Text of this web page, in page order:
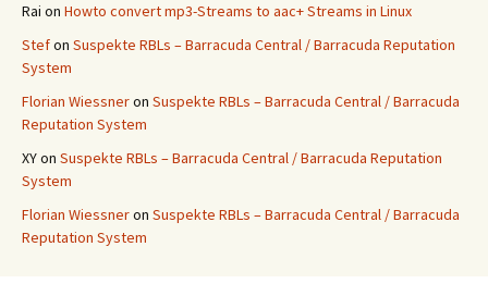
Rai on Howto convert mp3-Streams to aac+ Streams in Linux
Stefon Suspekte RBLs – Barracuda Central / Barracuda Reputation
System
Florian Wiessneron Suspekte RBLs – Barracuda Central / Barracuda
Reputation System
XYon Suspekte RBLs – Barracuda Central / Barracuda Reputation
System
Florian Wiessneron Suspekte RBLs – Barracuda Central / Barracuda
Reputation System